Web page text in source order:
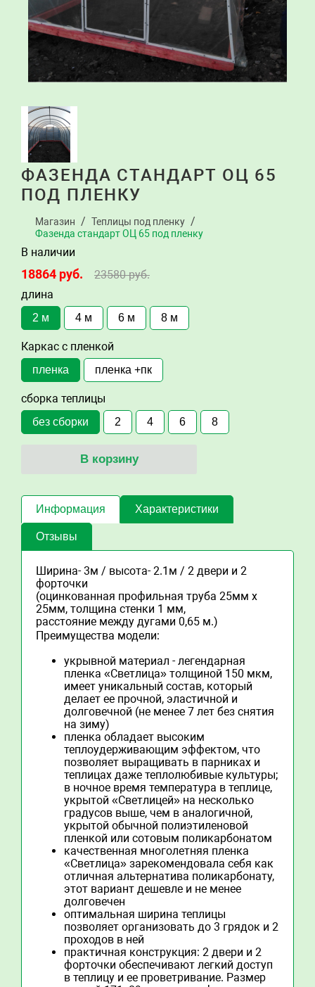
ФАЗЕНДА СТАНДАРТ ОЦ 65
ПОД ПЛЕНКУ
Магазин
Теплицы под пленку
Фазенда стандарт ОЦ 65 под пленку
В наличии
18864 руб. 23580руб.
длина
2 м 4 м 6 м 8 м
Каркас с пленкой
пленка пленка +пк
сборка теплицы
без сборки 2 4 6 8
В корзину
Информация Характеристики
Отзывы
Ширина- 3м / высота- 2.1м / 2 двери и 2
форточки
(оцинкованная профильная труба 25мм х
25мм, толщина стенки 1 мм,
расстояние между дугами 0,65 м.)
Преимущества модели:
укрывной материал - легендарная
пленка «Светлица» толщиной 150 мкм,
имеет уникальный состав, который
делает ее прочной, эластичной и
долговечной (не менее 7 лет без снятия
на зиму)
пленка обладает высоким
теплоудерживающим эффектом, что
позволяет выращивать в парниках и
теплицах даже теплолюбивые культуры;
в ночное время температура в теплице,
укрытой «Светлицей» на несколько
градусов выше, чем в аналогичной,
укрытой обычной полиэтиленовой
пленкой или сотовым поликарбонатом
качественная многолетняя пленка
«Светлица» зарекомендовала себя как
отличная альтернатива поликарбонату,
этот вариант дешевле и не менее
долговечен
оптимальная ширина теплицы
позволяет организовать до 3 грядок и 2
проходов в ней
практичная конструкция: 2 двери и 2
форточки обеспечивают легкий доступ
в теплицу и ее проветривание. Размер